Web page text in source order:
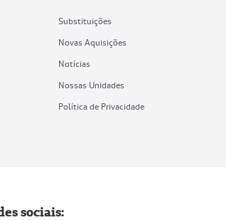
Substituições
Novas Aquisições
Notícias
Nossas Unidades
Política de Privacidade
sociais: